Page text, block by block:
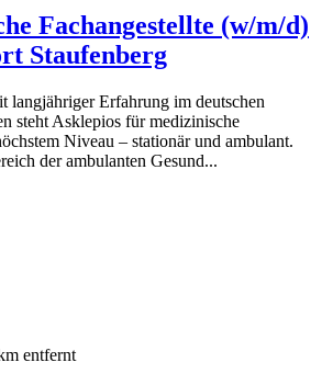
Fachangestellte (w/m/d)
Staufenberg
Erfahrung im deutschen
steht Asklepios für medizinische
Niveau – stationär und ambulant.
der ambulanten Gesund...
entfernt